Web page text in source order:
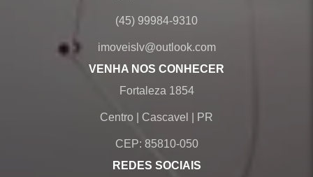
(45) 99984-9310
imoveislv@outlook.com
VENHA NOS CONHECER
Fortaleza 1854
Centro Cascavel PR
CEP: 85810-050
REDES SOCIAIS